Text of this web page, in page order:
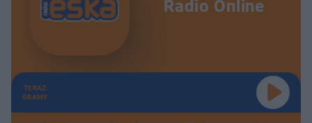
Radio Online
TERAZ
GRAMY